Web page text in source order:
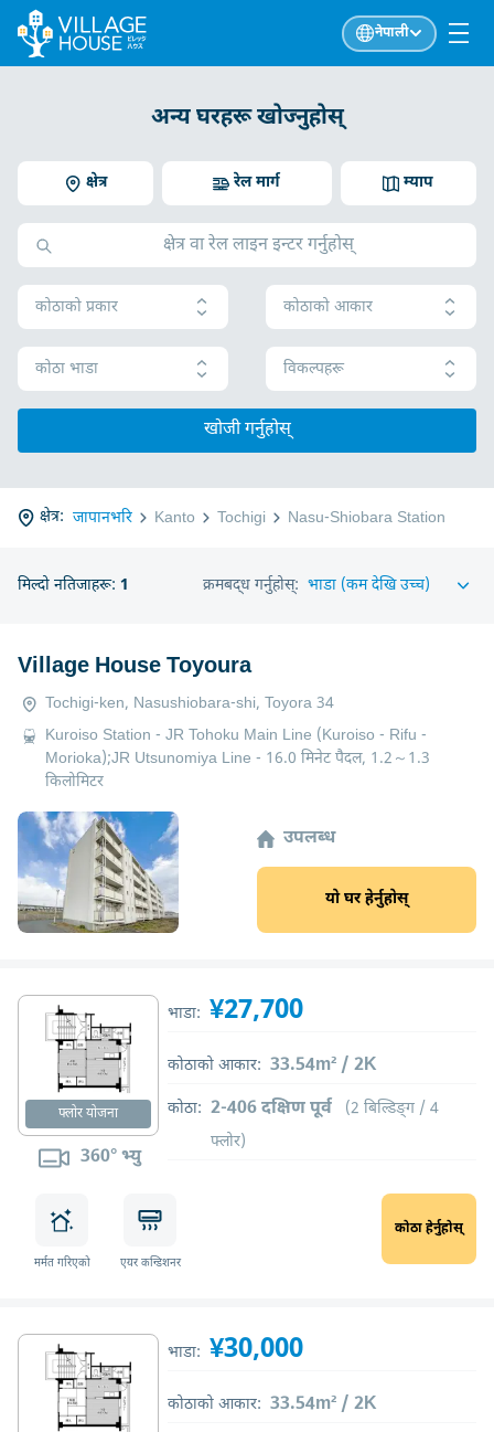
नेपाली
अन्य घरहरू खोज्नुहोस्
क्षेत्र म्याप
रेल मार्ग
कोठाको प्रकार कोठाको आकार
कोठा भाडा विकल्पहरू
खोजी गर्नुहोस्
क्षेत्र: जापानभरि Kanto Tochigi Nasu-Shiobara Station
मिल्दो नतिजाहरू: 1 क्रमबद्ध गर्नुहोस्:
Village House Toyoura
Tochigi-ken, Nasushiobara-shi, Toyora 34
Kuroiso Station - JR Tohoku Main Line (Kuroiso - Rifu -
Morioka);JR Utsunomiya Line - 16.0 मिनेट पैदल, 1.2～1.3
किलोमिटर
उपलब्ध
यो घर हेर्नुहोस्
फ्लोर योजना
360° भ्यु
भाडा: ¥27,700
कोठाको आकार: 33.54m² / 2K
कोठा: 2-406 दक्षिण पूर्व
(2 बिल्डिङ्ग / 4
फ्लोर)
मर्मत गरिएको एयर कन्डिशनर
कोठा हेर्नुहोस्
भाडा: ¥30,000
कोठाको आकार: 33.54m² / 2K